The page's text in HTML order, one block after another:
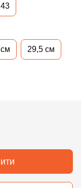
43
29,5 см